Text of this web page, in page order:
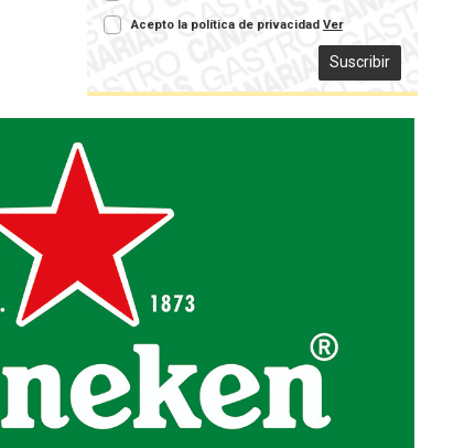
Acepto la política de privacidad Ver
Suscribir